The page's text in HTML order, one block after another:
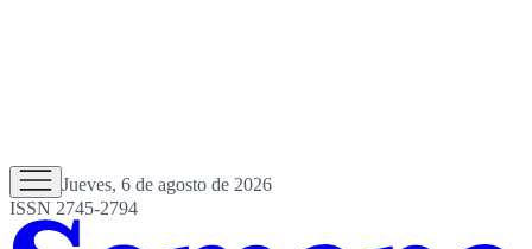
Jueves, 6 de agosto de 2026
ISSN 2745-2794